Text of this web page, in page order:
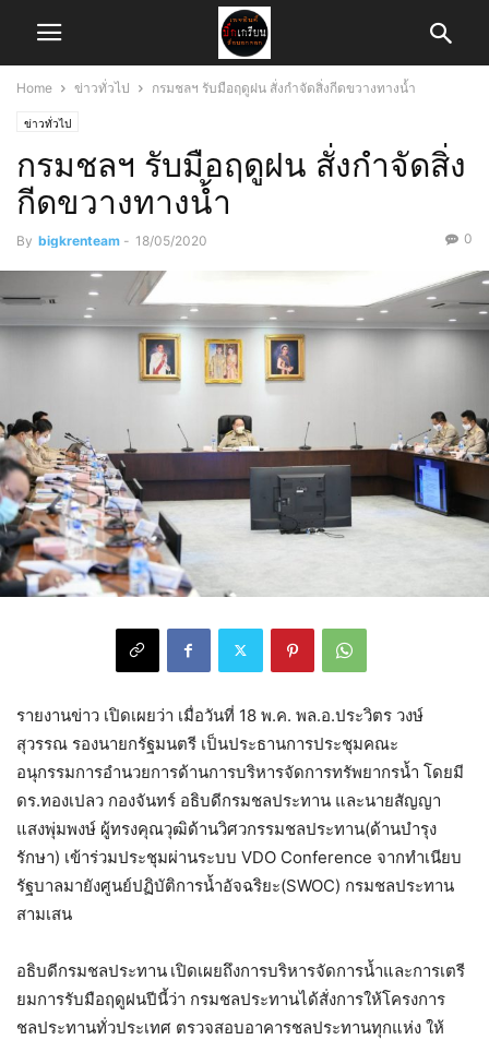
Home ข่าวทั่วไป กรมชลฯ รับมือฤดูฝน สั่งกำจัดสิ่งกีดขวางทางน้ำ
ข่าวทั่วไป
กรมชลฯ รับมือฤดูฝน สั่งกำจัดสิ่ง
กีดขวางทางน้ำ
By bigkrenteam - 18/05/2020 0
รายงานข่าว เปิดเผยว่า เมื่อวันที่ 18 พ.ค. พล.อ.ประวิตร วงษ์
สุวรรณ รองนายกรัฐมนตรี เป็นประธานการประชุมคณะ
อนุกรรมการอำนวยการด้านการบริหารจัดการทรัพยากรน้ำ โดยมี
ดร.ทองเปลว กองจันทร์ อธิบดีกรมชลประทาน และนายสัญญา
แสงพุ่มพงษ์ ผู้ทรงคุณวุฒิด้านวิศวกรรมชลประทาน(ด้านบำรุง
รักษา) เข้าร่วมประชุมผ่านระบบ VDO Conference จากทำเนียบ
รัฐบาลมายังศูนย์ปฏิบัติการน้ำอัจฉริยะ(SWOC) กรมชลประทาน
สามเสน
อธิบดีกรมชลประทาน เปิดเผยถึงการบริหารจัดการน้ำและการเตรี
ยมการรับมือฤดูฝนปีนี้ว่า กรมชลประทานได้สั่งการให้โครงการ
ชลประทานทั่วประเทศ ตรวจสอบอาคารชลประทานทุกแห่ง ให้